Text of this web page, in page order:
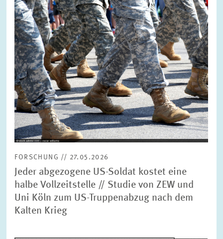
FORSCHUNG // 27.05.2026
Jeder abgezogene US-Soldat kostet eine
halbe Vollzeitstelle // Studie von ZEW und
Uni Köln zum US-Truppenabzug nach dem
Kalten Krieg